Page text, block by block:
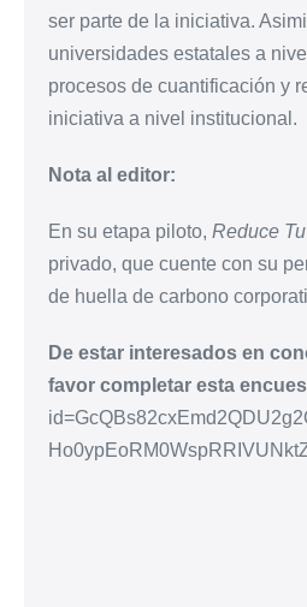
ser parte de la iniciativa.
universidades estatales a
procesos de cuantificación y
iniciativa a nivel institucional.
Nota al editor:
En su etapa piloto, Reduce
privado, que cuente con su
de huella de carbono
De estar interesados en
favor completar esta